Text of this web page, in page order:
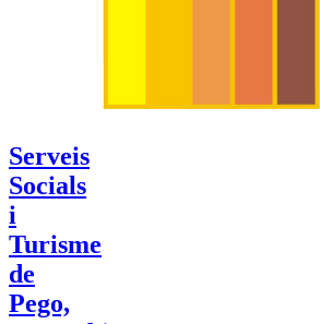
Serveis
Socials
i
Turisme
de
Pego,